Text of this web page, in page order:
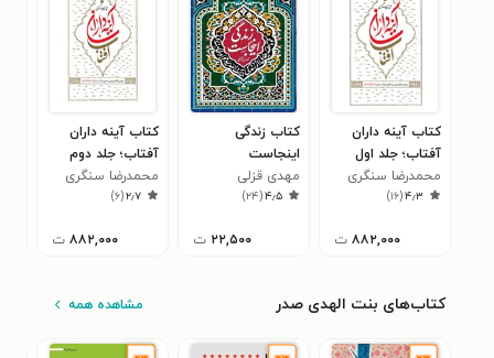
کتاب آینه داران
آفتاب؛ جلد اول
محمدرضا سنگری
۴٫۳(۱۶)
۸۸۲,۰۰۰ ت
کتاب زندگی
اینجاست
مهدی قزلی
۴٫۵(۲۴)
۲۲,۵۰۰ ت
کتاب آینه داران
آفتاب؛ جلد دوم
محمدرضا سنگری
۲٫۷(۶)
۸۸۲,۰۰۰ ت
کتاب‌های بنت الهدی صدر مشاهده همه